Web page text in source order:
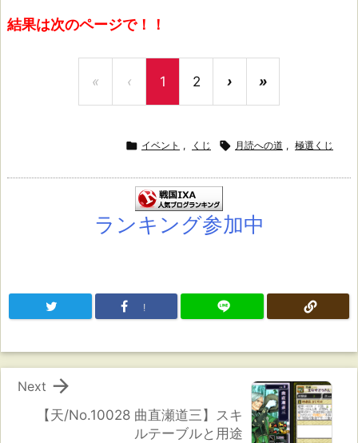
結果は次のページで！！
« ‹ 1 2 › »
 イベント , くじ  月読への道 , 極選くじ
ランキング参加中
!
【天/No.10028 曲直瀬道三】スキ
ルテーブルと用途

Next